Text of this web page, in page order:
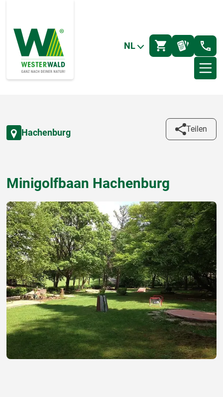
NL
Hachenburg Teilen
Minigolfbaan Hachenburg